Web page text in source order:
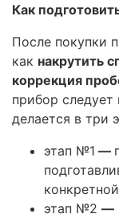
Как
После покупки
как накрутить
коррекция
прибор следует
делается в три
этап №1 —
этап №2 —